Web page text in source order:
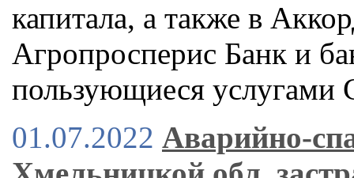
капитала, а также в
Агропросперис Банк и
пользующиеся услугами
01.07.2022 Аварийно-